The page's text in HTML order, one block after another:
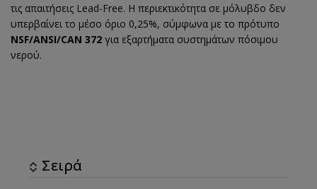
τις απαιτήσεις Lead-Free. Η περιεκτικότητα σε μόλυβδο δεν
υπερβαίνει το μέσο όριο 0,25%, σύμφωνα με το πρότυπο
NSF/ANSI/CAN 372 για εξαρτήματα συστημάτων πόσιμου
νερού.
Σειρά